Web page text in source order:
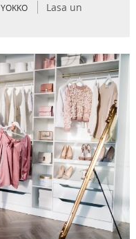
YOKKO
Lasa un